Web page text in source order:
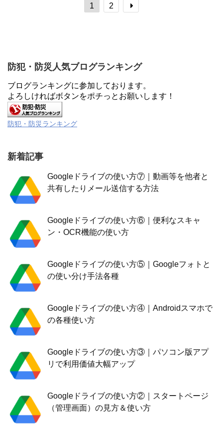
1 2
防犯・防災人気ブログランキング
ブログランキングに参加しております。
よろしければボタンをポチっとお願いします！
防犯・防災ランキング
新着記事
Googleドライブの使い方⑦｜動画等を他者と
共有したりメール送信する方法
Googleドライブの使い方⑥｜便利なスキャ
ン・OCR機能の使い方
Googleドライブの使い方⑤｜Googleフォトと
の使い分け手法各種
Googleドライブの使い方④｜Androidスマホで
の各種使い方
Googleドライブの使い方③｜パソコン版アプ
リで利用価値大幅アップ
Googleドライブの使い方②｜スタートページ
（管理画面）の見方＆使い方